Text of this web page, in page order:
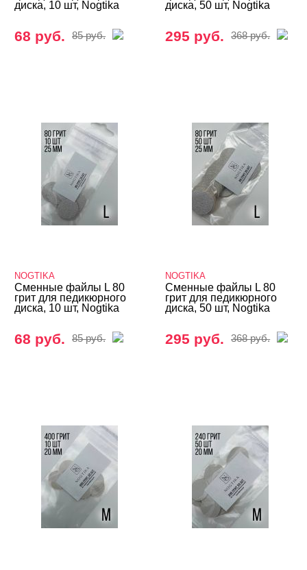
диска, 10 шт, Nogtika
68 руб. 85 руб.
диска, 50 шт, Nogtika
295 руб. 368 руб.
NOGTIKA
Сменные файлы L 80
грит для педикюрного
диска, 10 шт, Nogtika
68 руб. 85 руб.
NOGTIKA
Сменные файлы L 80
грит для педикюрного
диска, 50 шт, Nogtika
295 руб. 368 руб.